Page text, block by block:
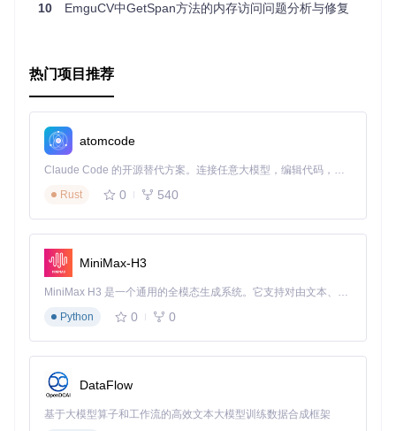
注和尝试。
10 EmguCV中GetSpan方法的内存访问问题分析与修复
热门项目推荐
atomcode
Claude Code 的开源替代方案。连接任意大模型，编辑代码，运行命令，自动验证 — 全自动执行。用 Rust 构建，极致性能。 ｜ An open-source alternative to Claude Code. Connect any LLM, edit code, run commands, and verify changes — autonomously. Built in Rust for speed. Get Started
Rust
0 540
MiniMax-H3
MiniMax H3 是一个通用的全模态生成系统。它支持对由文本、图像、视频和音频组成的多模态上下文进行统一理解，并能生成分辨率高达 2K、时长可达 15 秒的带原生立体声音频的视频。得益于面向任务泛化的系统设计，H3 在预训练阶段就已具备广泛的多模态上下文理解与生成能力，能够出色地执行复杂的多模态指令。
Python
0 0
DataFlow
基于大模型算子和工作流的高效文本大模型训练数据合成框架